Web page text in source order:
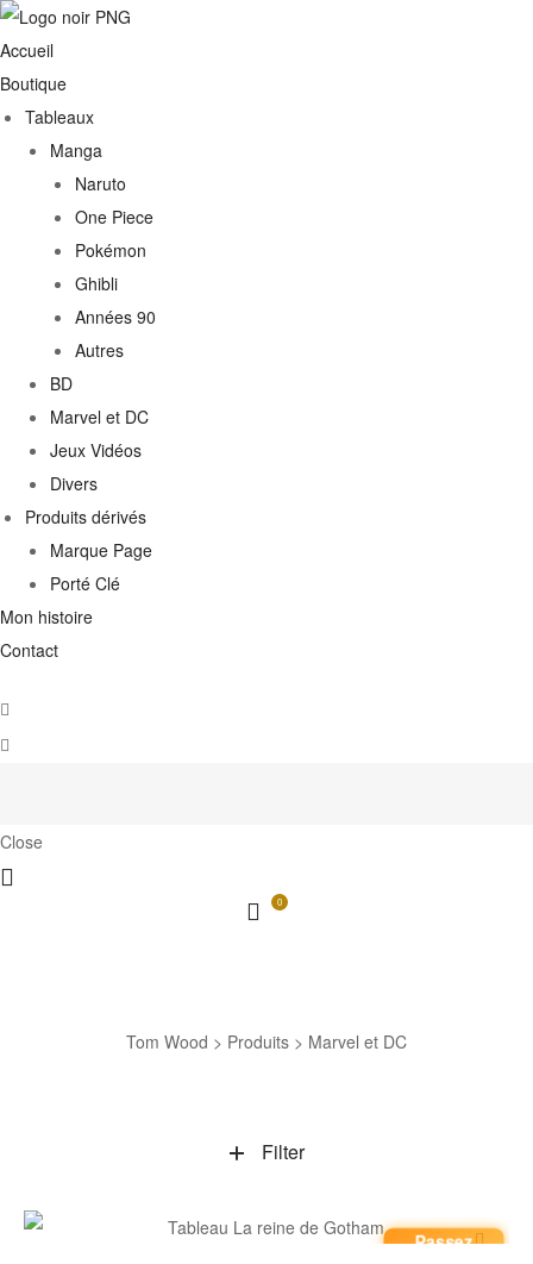
Accueil
Boutique
Tableaux
Manga
Naruto
One Piece
Pokémon
Ghibli
Années 90
Autres
BD
Marvel et DC
Jeux Vidéos
Divers
Produits dérivés
Marque Page
Porté Clé
Mon histoire
Contact
Close
0
Tom Wood > Produits > Marvel et DC
Filter
Passez